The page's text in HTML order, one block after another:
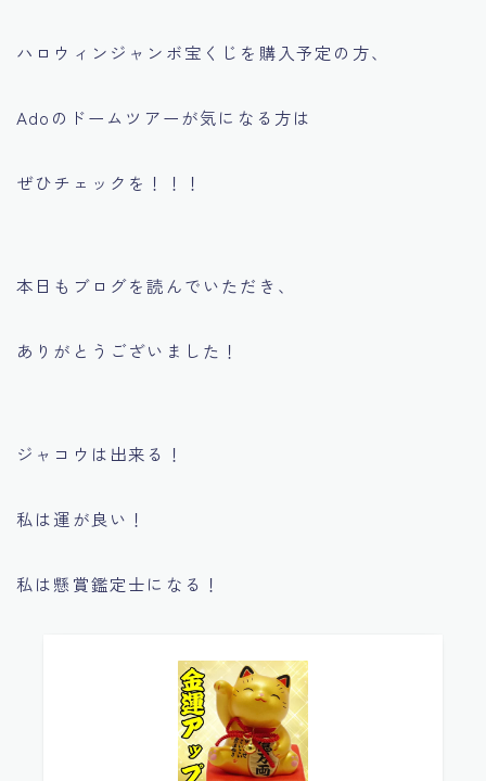
ハロウィンジャンボ宝くじを購入予定の方、
Adoのドームツアーが気になる方は
ぜひチェックを！！！
本日もブログを読んでいただき、
ありがとうございました！
ジャコウは出来る！
私は運が良い！
私は懸賞鑑定士になる！